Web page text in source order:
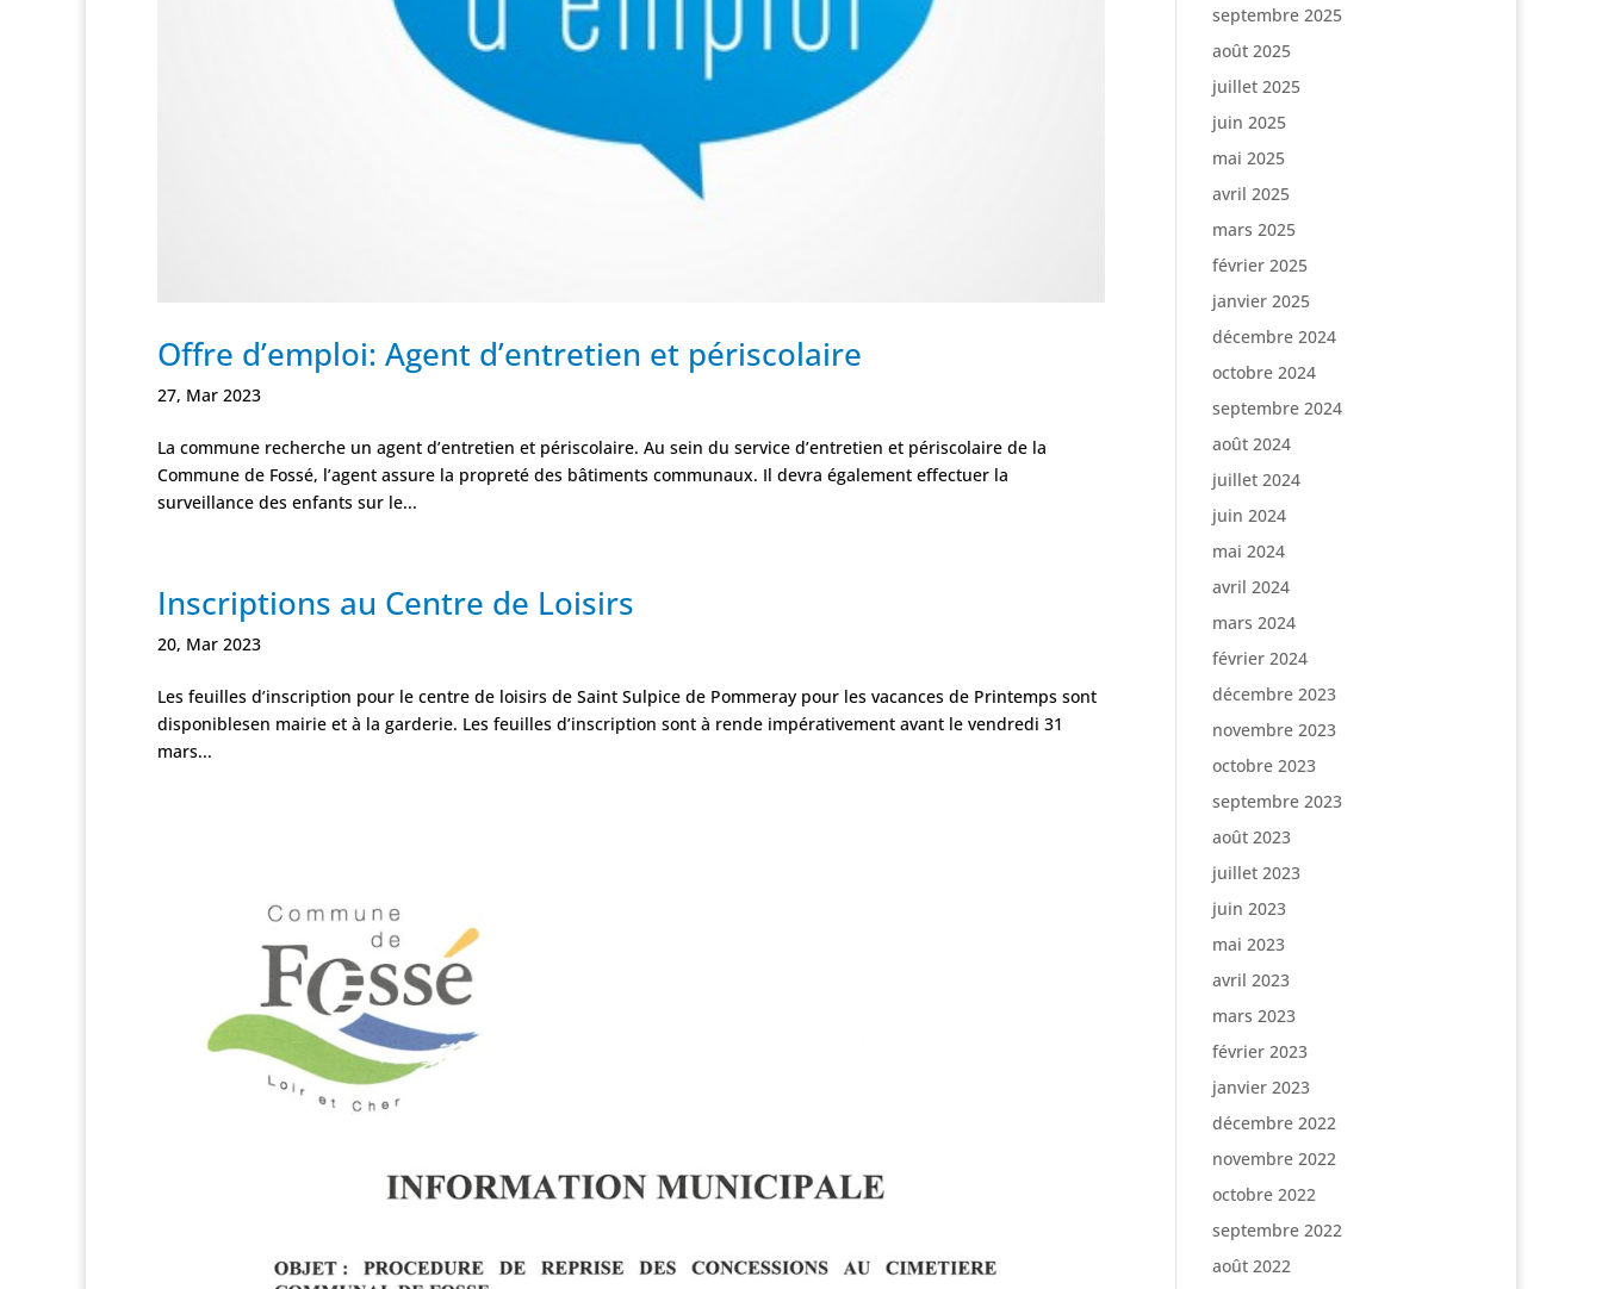
Offre d’emploi: Agent d’entretien et périscolaire
27, Mar 2023
La commune recherche un agent d’entretien et périscolaire. Au sein du service d’entretien et périscolaire de la
Commune de Fossé, l’agent assure la propreté des bâtiments communaux. Il devra également effectuer la
surveillance des enfants sur le...
Inscriptions au Centre de Loisirs
20, Mar 2023
Les feuilles d’inscription pour le centre de loisirs de Saint Sulpice de Pommeray pour les vacances de Printemps sont
disponiblesen mairie et à la garderie. Les feuilles d’inscription sont à rende impérativement avant le vendredi 31
mars...
septembre 2025
août 2025
juillet 2025
juin 2025
mai 2025
avril 2025
mars 2025
février 2025
janvier 2025
décembre 2024
octobre 2024
septembre 2024
août 2024
juillet 2024
juin 2024
mai 2024
avril 2024
mars 2024
février 2024
décembre 2023
novembre 2023
octobre 2023
septembre 2023
août 2023
juillet 2023
juin 2023
mai 2023
avril 2023
mars 2023
février 2023
janvier 2023
décembre 2022
novembre 2022
octobre 2022
septembre 2022
août 2022